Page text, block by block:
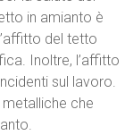
in amianto è
del tetto
Inoltre, l’affitto
sul lavoro.
metalliche che